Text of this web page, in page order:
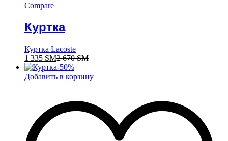
Compare
Куртка
Куртка Lacoste
1 335 ЅМ2 670ЅМ
-50%
Добавить в корзину